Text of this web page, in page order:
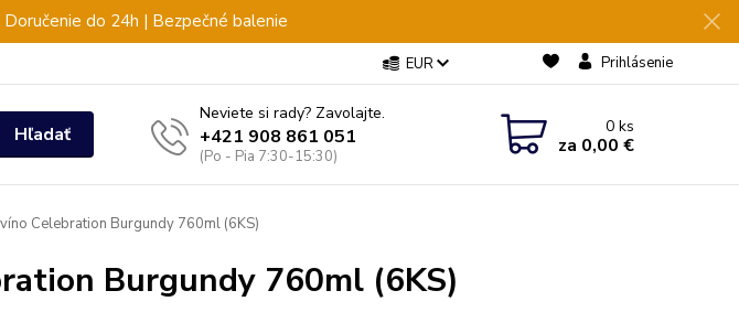
do 24h | Bezpečné balenie
EUR Prihlásenie
Hľadať
Neviete si rady? Zavolajte.
+421 908 861 051
(Po - Pia 7:30-15:30)
0ks
za 0,00 €
Celebration Burgundy 760ml (6KS)
Burgundy 760ml (6KS)